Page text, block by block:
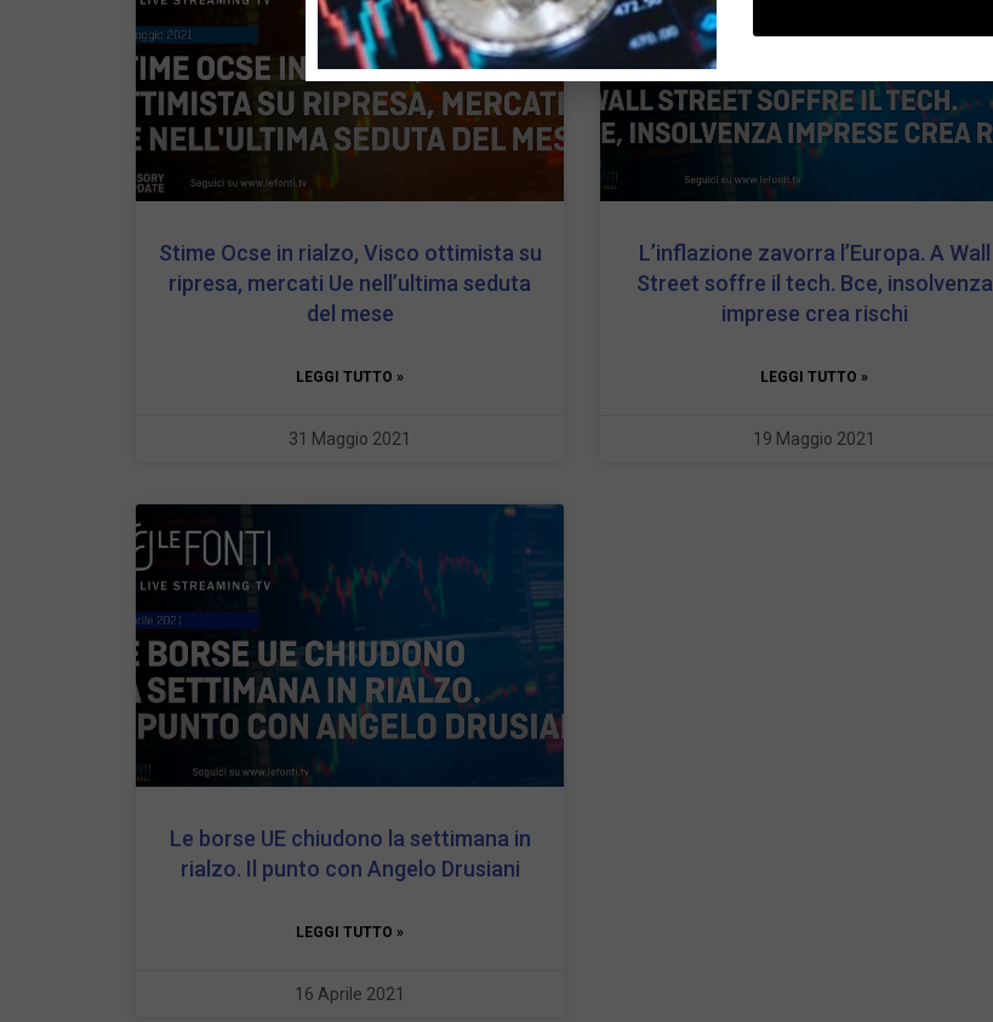
Stime Ocse in rialzo, Visco ottimista su
ripresa, mercati Ue nell’ultima seduta
del mese
LEGGI TUTTO »
31 Maggio 2021
L’inflazione zavorra l’Europa. A Wall
Street soffre il tech. Bce, insolvenza
imprese crea rischi
LEGGI TUTTO »
19 Maggio 2021
Le borse UE chiudono la settimana in
rialzo. Il punto con Angelo Drusiani
LEGGI TUTTO »
16 Aprile 2021